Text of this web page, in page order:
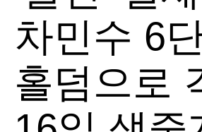
차민수 6
홀덤으로